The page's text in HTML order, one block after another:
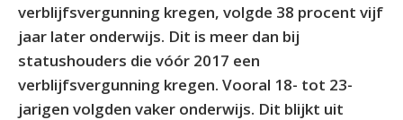
verblijfsvergunning kregen, volgde 38 procent vijf
jaar later onderwijs. Dit is meer dan bij
statushouders die vóór 2017 een
verblijfsvergunning kregen. Vooral 18- tot 23-
jarigen volgden vaker onderwijs. Dit blijkt uit